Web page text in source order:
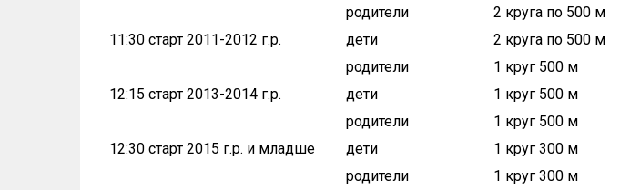
родители
2 круга по 500 м
11:30 старт 2011-2012 г.р.
дети
2 круга по 500 м
родители
1 круг 500 м
12:15 старт 2013-2014 г.р.
дети
1 круг 500 м
родители
1 круг 500 м
12:30 старт 2015 г.р. и младше
дети
1 круг 300 м
родители
1 круг 300 м